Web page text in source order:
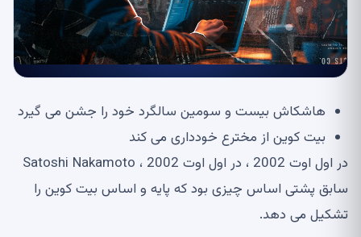
هاشکاش بیست و سومین سالگرد خود را جشن می گیرد
بیت کوین از مخترع خودداری می کند
در اول اوت 2002 ، در اول اوت 2002 ، Satoshi Nakamoto
سابق پشتی اساس چیزی بود که پایه و اساس بیت کوین را
تشکیل می دهد.